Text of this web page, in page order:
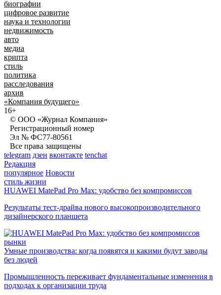
биографии
цифровое развитие
наука и технологии
недвижимость
авто
медиа
крипта
стиль
политика
расследования
архив
«Компания будущего»
16+
© ООО «Журнал Компания»
Регистрационный номер
Эл № ФС77-80561
Все права защищены
telegram дзен вконтакте tenchat
Редакция
популярное Новости
стиль жизни
HUAWEI MatePad Pro Max: удобство без компромиссов
Результаты тест-драйва нового высокопроизводительного
дизайнерского планшета
рынки
Умные производства: когда появятся и какими будут заводы
без людей
Промышленность переживает фундаментальные изменения в
подходах к организации труда